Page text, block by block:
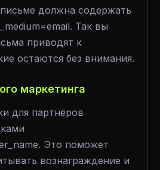
должна содержать
Так вы
приводят к
остаются без внимания.
маркетинга
для партнёров
Это поможет
вознаграждение и